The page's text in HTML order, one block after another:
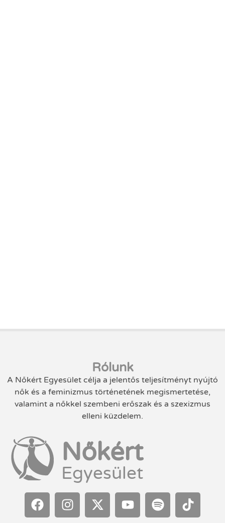
Rólunk
A Nőkért Egyesület célja a jelentős teljesítményt nyújtó
nők és a feminizmus történetének megismertetése,
valamint a nőkkel szembeni erőszak és a szexizmus
elleni küzdelem.
Nőkért
Egyesület